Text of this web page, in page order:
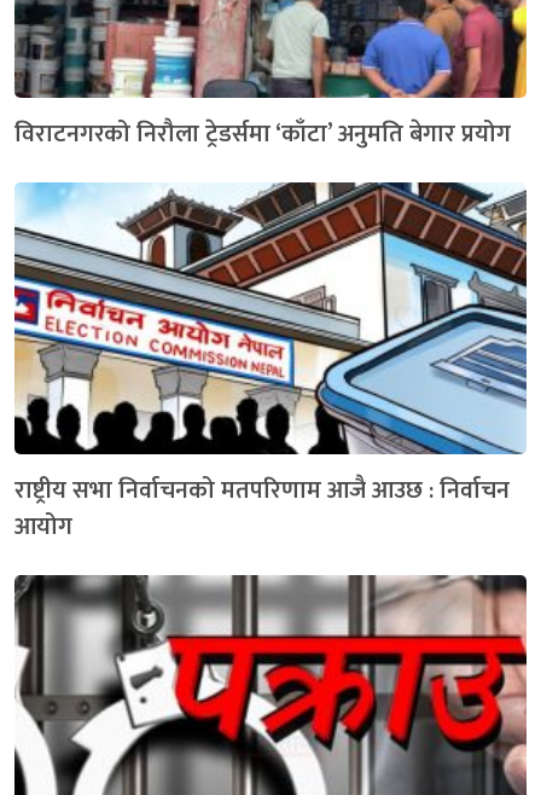
विराटनगरको निरौला ट्रेडर्समा ‘काँटा’ अनुमति बेगार प्रयोग
राष्ट्रीय सभा निर्वाचनको मतपरिणाम आजै आउछ : निर्वाचन
आयोग